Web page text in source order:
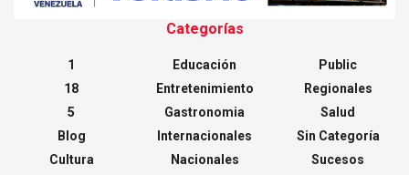
Categorías
1
18
5
Blog
Cultura
Educación
Entretenimiento
Gastronomia
Internacionales
Nacionales
Public
Regionales
Salud
Sin Categoría
Sucesos